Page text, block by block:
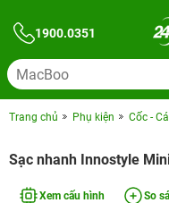
1900.0351
Trang chủ Phụ kiện Cốc -
Sạc nhanh Innostyle
Xem cấu hình So